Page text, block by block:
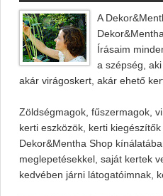
A
Írásaim
a szépség,
akár virágoskert, akár ehető
Zöldségmagok, fűszermagok,
kerti eszközök, kerti
Dekor&Mentha Shop
meglepetésekkel, saját kertek
kedvében járni látogatóimnak,